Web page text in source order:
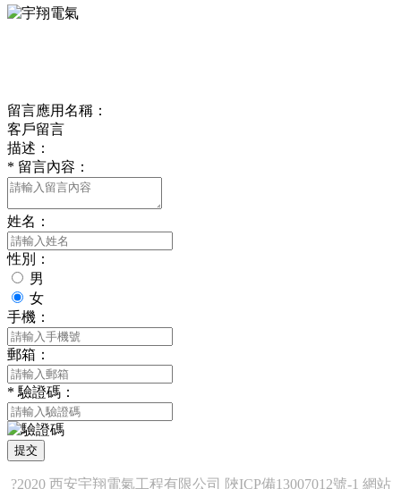
留言應用名稱：
客戶留言
描述：
* 留言內容：
姓名：
性別：
男
女
手機：
郵箱：
* 驗證碼：
提交
?2020 西安宇翔電氣工程有限公司 陜ICP備13007012號-1 網站